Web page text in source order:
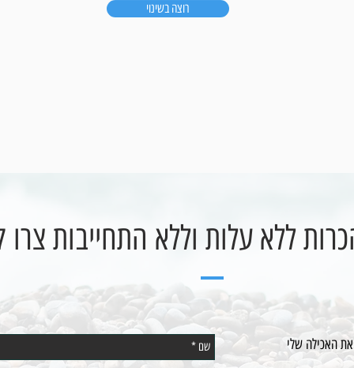
רוצה בשינוי
ללא עלות וללא התחייבות
האכילה שלי